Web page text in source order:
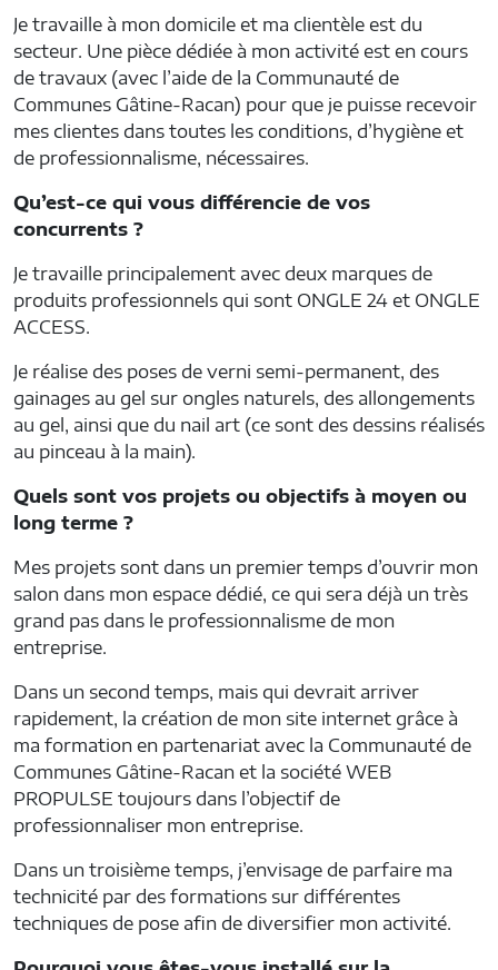
Je travaille à mon domicile et ma clientèle est du
secteur. Une pièce dédiée à mon activité est en cours
de travaux (avec l’aide de la Communauté de
Communes Gâtine-Racan) pour que je puisse recevoir
mes clientes dans toutes les conditions, d’hygiène et
de professionnalisme, nécessaires.
Qu’est-ce qui vous différencie de vos
concurrents ?
Je travaille principalement avec deux marques de
produits professionnels qui sont ONGLE 24 et ONGLE
ACCESS.
Je réalise des poses de verni semi-permanent, des
gainages au gel sur ongles naturels, des allongements
au gel, ainsi que du nail art (ce sont des dessins réalisés
au pinceau à la main).
Quels sont vos projets ou objectifs à moyen ou
long terme ?
Mes projets sont dans un premier temps d’ouvrir mon
salon dans mon espace dédié, ce qui sera déjà un très
grand pas dans le professionnalisme de mon
entreprise.
Dans un second temps, mais qui devrait arriver
rapidement, la création de mon site internet grâce à
ma formation en partenariat avec la Communauté de
Communes Gâtine-Racan et la société WEB
PROPULSE toujours dans l’objectif de
professionnaliser mon entreprise.
Dans un troisième temps, j’envisage de parfaire ma
technicité par des formations sur différentes
techniques de pose afin de diversifier mon activité.